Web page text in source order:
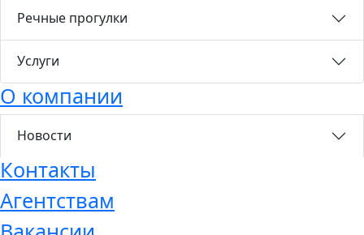
Речные прогулки
Услуги
О компании
Новости
Контакты
Агентствам